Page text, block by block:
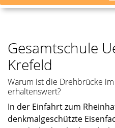
Gesamtschule
Krefeld
Warum ist die Drehbrücke
erhaltenswert?
In der Einfahrt zum
denkmal­ge­schützte